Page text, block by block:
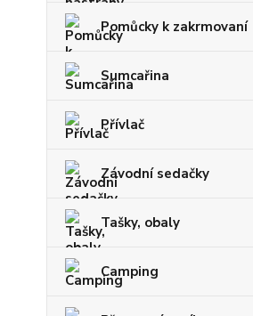
Pomůcky k zakrmovaní
Sumcařina
Přívlač
Závodní sedačky
Tašky, obaly
Camping